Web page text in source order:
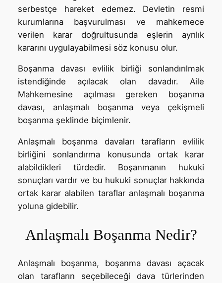
serbestçe hareket edemez. Devletin resmi
kurumlarına başvurulması ve mahkemece
verilen karar doğrultusunda eşlerin ayrılık
kararını uygulayabilmesi söz konusu olur.
Boşanma davası evlilik birliği sonlandırılmak
istendiğinde açılacak olan davadır. Aile
Mahkemesine açılması gereken boşanma
davası, anlaşmalı boşanma veya çekişmeli
boşanma şeklinde biçimlenir.
Anlaşmalı boşanma davaları tarafların evlilik
birliğini sonlandırma konusunda ortak karar
alabildikleri türdedir. Boşanmanın hukuki
sonuçları vardır ve bu hukuki sonuçlar hakkında
ortak karar alabilen taraflar anlaşmalı boşanma
yoluna gidebilir.
Anlaşmalı Boşanma Nedir?
Anlaşmalı boşanma, boşanma davası açacak
olan tarafların seçebileceği dava türlerinden